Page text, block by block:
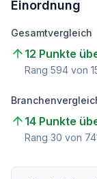
Einordnung
Gesamtvergleich
12 Punkte
Rang 594 von
14 Punkte
Rang 30 von